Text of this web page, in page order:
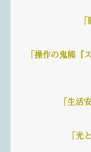
「操作の鬼熊『
「生活
「光